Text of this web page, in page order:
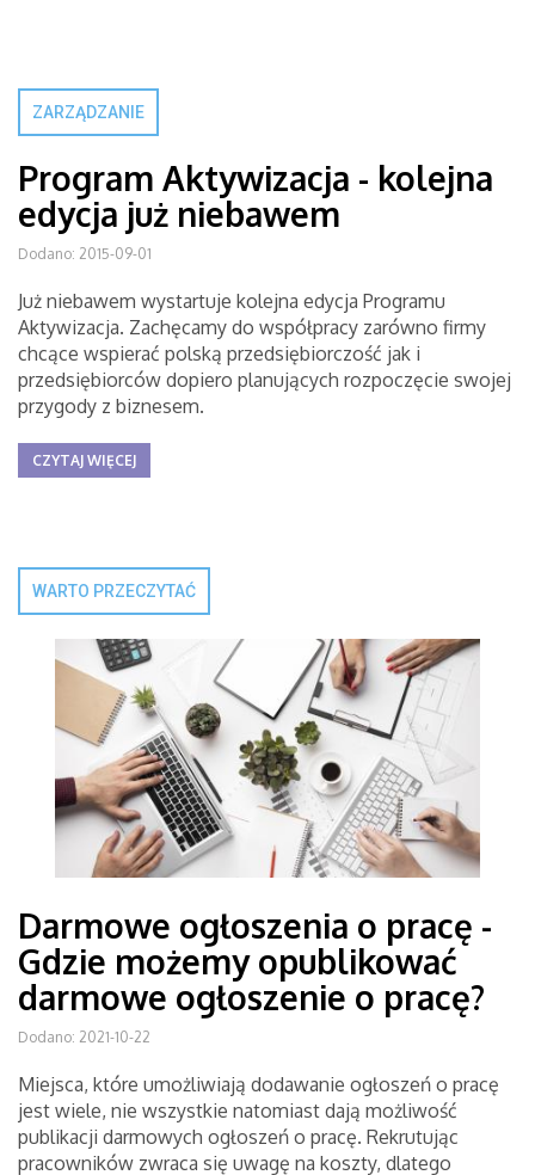
ZARZĄDZANIE
Program Aktywizacja - kolejna
edycja już niebawem
Dodano: 2015-09-01
Już niebawem wystartuje kolejna edycja Programu
Aktywizacja. Zachęcamy do współpracy zarówno firmy
chcące wspierać polską przedsiębiorczość jak i
przedsiębiorców dopiero planujących rozpoczęcie swojej
przygody z biznesem.
CZYTAJ WIĘCEJ
WARTO PRZECZYTAĆ
Darmowe ogłoszenia o pracę -
Gdzie możemy opublikować
darmowe ogłoszenie o pracę?
Dodano: 2021-10-22
Miejsca, które umożliwiają dodawanie ogłoszeń o pracę
jest wiele, nie wszystkie natomiast dają możliwość
publikacji darmowych ogłoszeń o pracę. Rekrutując
pracowników zwraca się uwagę na koszty, dlatego